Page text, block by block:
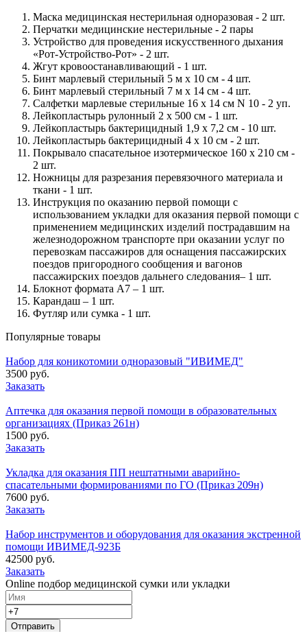
Маска медицинская нестерильная одноразовая - 2 шт.
Перчатки медицинские нестерильные - 2 пары
Устройство для проведения искусственного дыхания
«Рот-Устройство-Рот» - 2 шт.
Жгут кровоостанавливающий - 1 шт.
Бинт марлевый стерильный 5 м x 10 см - 4 шт.
Бинт марлевый стерильный 7 м x 14 см - 4 шт.
Салфетки марлевые стерильные 16 x 14 см N 10 - 2 уп.
Лейкопластырь рулонный 2 x 500 см - 1 шт.
Лейкопластырь бактерицидный 1,9 x 7,2 см - 10 шт.
Лейкопластырь бактерицидный 4 x 10 см - 2 шт.
Покрывало спасательное изотермическое 160 x 210 см -
2 шт.
Ножницы для разрезания перевязочного материала и
ткани - 1 шт.
Инструкция по оказанию первой помощи с
использованием укладки для оказания первой помощи с
применением медицинских изделий пострадавшим на
железнодорожном транспорте при оказании услуг по
перевозкам пассажиров для оснащения пассажирских
поездов пригородного сообщения и вагонов
пассажирских поездов дальнего следования– 1 шт.
Блокнот формата A7 – 1 шт.
Карандаш – 1 шт.
Футляр или сумка - 1 шт.
Популярные товары
Набор для коникотомии одноразовый "ИВИМЕД"
3500 руб.
Заказать
Аптечка для оказания первой помощи в образовательных
организациях (Приказ 261н)
1500 руб.
Заказать
Укладка для оказания ПП нештатными аварийно-
спасательными формированиями по ГО (Приказ 209н)
7600 руб.
Заказать
Набор инструментов и оборудования для оказания экстренной
помощи ИВИМЕД-923Б
42500 руб.
Заказать
Online подбор медицинской сумки или укладки
Отправить